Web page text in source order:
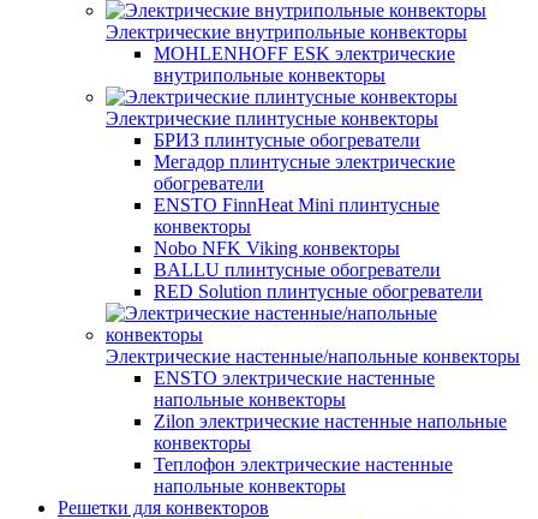
Электрические внутрипольные конвекторы
MOHLENHOFF ESK электрические
внутрипольные конвекторы
Электрические плинтусные конвекторы
БРИЗ плинтусные обогреватели
Мегадор плинтусные электрические
обогреватели
ENSTO FinnHeat Mini плинтусные
конвекторы
Nobo NFK Viking конвекторы
BALLU плинтусные обогреватели
RED Solution плинтусные обогреватели
Электрические настенные/напольные конвекторы
ENSTO электрические настенные
напольные конвекторы
Zilon электрические настенные напольные
конвекторы
Теплофон электрические настенные
напольные конвекторы
Решетки для конвекторов